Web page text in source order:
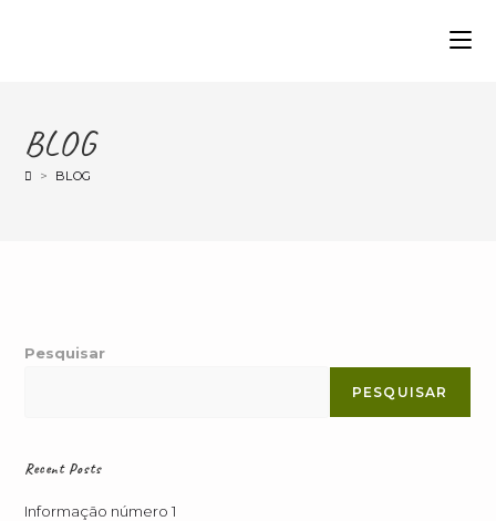
BLOG
> BLOG
Pesquisar
PESQUISAR
Recent Posts
Informação número 1